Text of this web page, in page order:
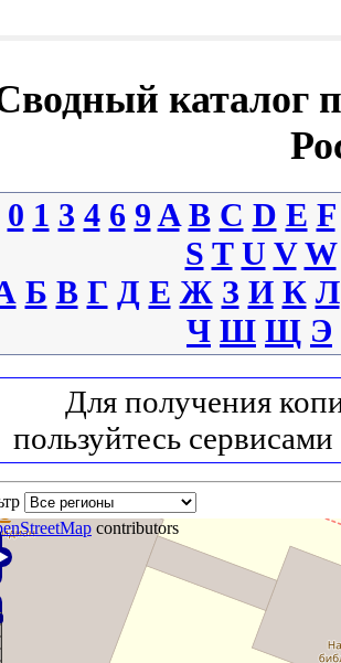
каталог
0 1 3 4 6 9 A B C D E F
S T U V W
Б В Г Д Е Ж З И К Л
Ч Ш Щ Э
Для получения
пользуйтесь сервисами
contributors